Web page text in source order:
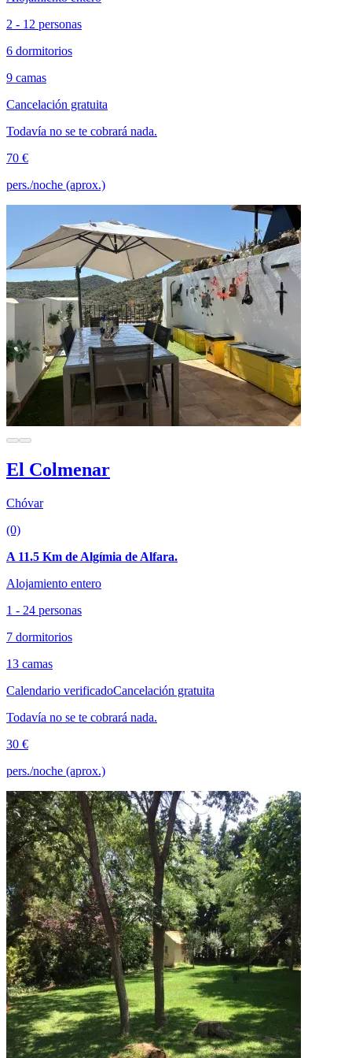
2 - 12 personas
6 dormitorios
9 camas
Cancelación gratuita
Todavía no se te cobrará nada.
70 €
pers./noche (aprox.)
El Colmenar
Chóvar
(0)
A 11.5 Km de Algímia de Alfara.
Alojamiento entero
1 - 24 personas
7 dormitorios
13 camas
Calendario verificadoCancelación gratuita
Todavía no se te cobrará nada.
30 €
pers./noche (aprox.)